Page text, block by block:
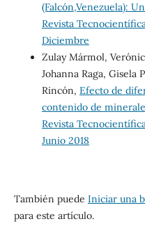
(Falcón,Venezuela):
Revista
Diciembre
Zulay Mármol,
Johanna Raga, Gisela
Rincón, Efecto de
contenido de
Revista
Junio 2018
También puede Iniciar una
para este artículo.